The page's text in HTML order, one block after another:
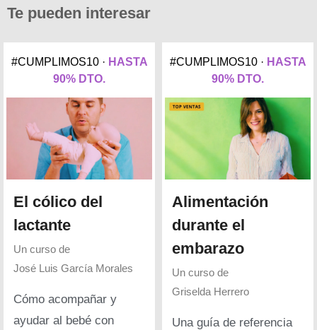
Te pueden interesar
#CUMPLIMOS10 · HASTA
90% DTO.
El cólico del
lactante
Un curso de
José Luis García Morales
Cómo acompañar y
ayudar al bebé con
#CUMPLIMOS10 · HASTA
90% DTO.
Alimentación
durante el
embarazo
Un curso de
Griselda Herrero
Una guía de referencia